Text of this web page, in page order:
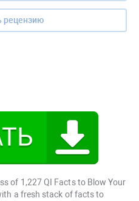
рецензию
of 1,227 QI Facts to Blow Your
a fresh stack of facts to